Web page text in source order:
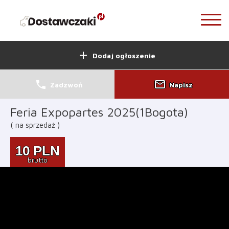
add Dodaj ogłoszenie
Feria Expopartes 2025(1Bogota)
na sprzedaż
10 PLN
brutto
phone Zadzwoń mail_outline Napisz